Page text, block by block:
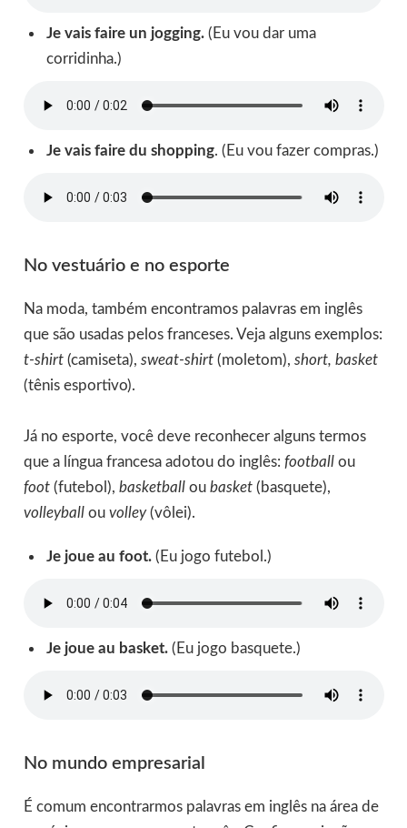
Je vais faire un jogging.(Eu vou dar uma
corridinha.)
Je vais faire du shopping. (Eu vou fazer compras.)
No vestuário e no esporte
Na moda, também encontramos palavras em inglês
que são usadas pelos franceses. Veja alguns exemplos:
t-shirt(camiseta), sweat-shirt (moletom), short, basket
(tênis esportivo).
Já no esporte, você deve reconhecer alguns termos
que a língua francesa adotou do inglês: footballou
foot(futebol), basketballoubasket (basquete),
volleyball ou volley(vôlei).
Je joue au foot.(Eu jogo futebol.)
Je joue au basket.(Eu jogo basquete.)
No mundo empresarial
É comum encontrarmos palavras em inglês na área de